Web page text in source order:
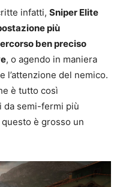
infatti, Sniper Elite
più
ben preciso
, o agendo in maniera
l’attenzione del nemico.
è tutto così
da semi-fermi più
è grosso un